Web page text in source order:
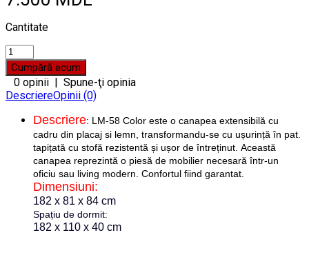
Cantitate
0 opinii | Spune-ţi opinia
DescriereOpinii (0)
Descriere: LM-58 Color este o canapea extensibilă cu
cadru din placaj si lemn, transformandu-se cu ușurință în pat.
tapițată cu stofă rezistentă și ușor de întreținut. Această
canapea reprezintă o piesă de mobilier necesară într-un
oficiu sau living modern. Confortul fiind garantat.
Dimensiuni:
182 x 81 x 84 cm
Spațiu de dormit:
182 x 110 x 40 cm